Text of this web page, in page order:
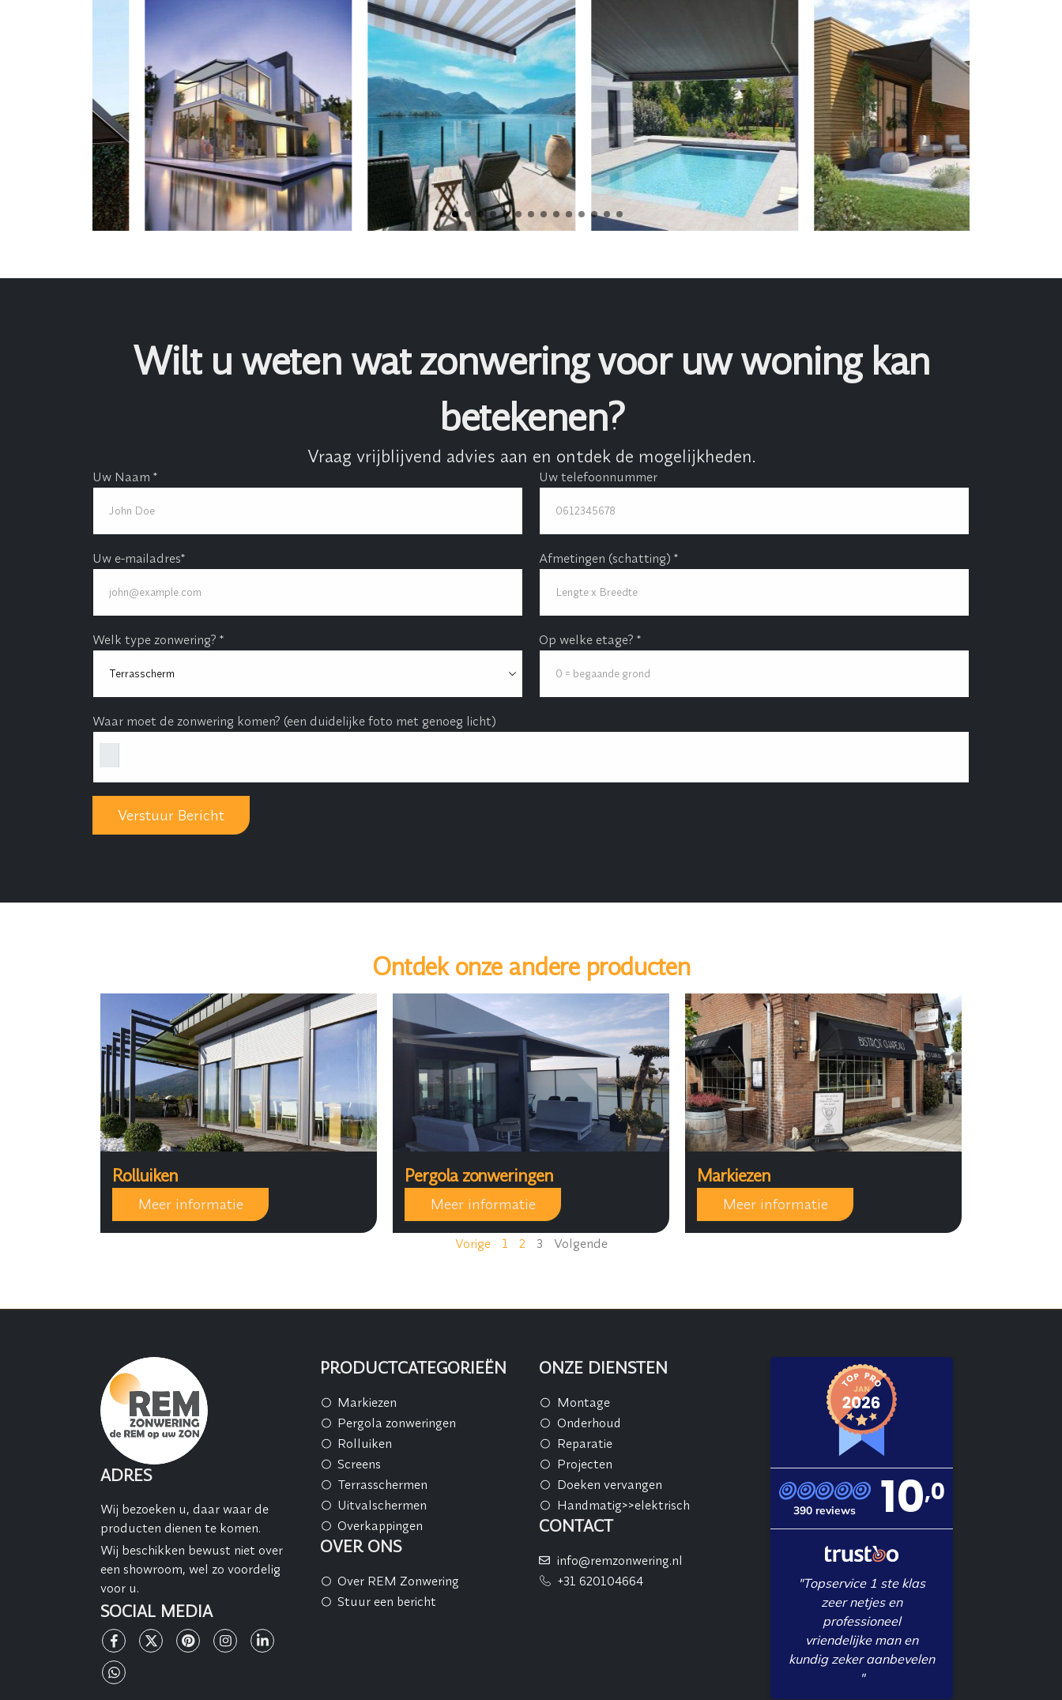
Wilt u weten wat zonwering voor uw woning kan
betekenen?
Vraag vrijblijvend advies aan en ontdek de mogelijkheden.
Uw Naam * Uw telefoonnummer
Uw e-mailadres* Afmetingen (schatting) *
Welk type zonwering? * Op welke etage? *
Waar moet de zonwering komen? (een duidelijke foto met genoeg licht)
Ontdek onze andere producten
Rolluiken
Meer informatie
Pergola zonweringen
Meer informatie
Markiezen
Meer informatie
Vorige 1 2 3 Volgende
ADRES
Wij bezoeken u, daar waar de
producten dienen te komen.
Wij beschikken bewust niet over
een showroom, wel zo voordelig
voor u.
SOCIAL MEDIA
PRODUCTCATEGORIEËN
Markiezen
Pergola zonweringen
Rolluiken
Screens
Terrasschermen
Uitvalschermen
Overkappingen
OVER ONS
Over REM Zonwering
Stuur een bericht
ONZE DIENSTEN
Montage
Onderhoud
Reparatie
Projecten
Doeken vervangen
Handmatig>>elektrisch
CONTACT
info@remzonwering.nl
+31 620104664
390 reviews 10,0
"Topservice 1 ste klas
zeer netjes en
professioneel
vriendelijke man en
kundig zeker aanbevelen
"